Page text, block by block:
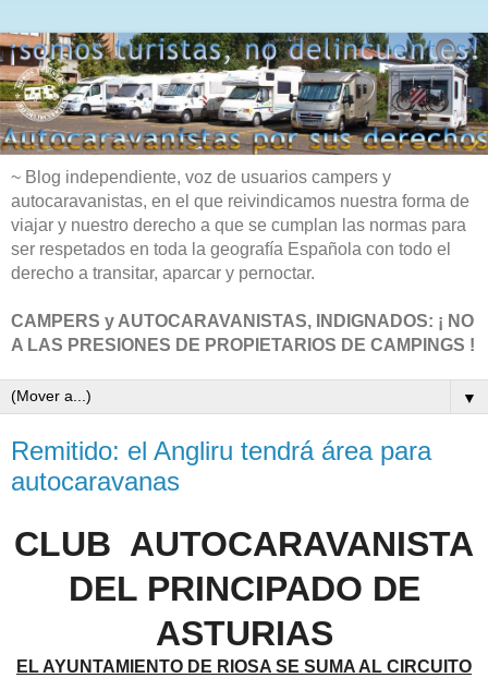
~ Blog independiente, voz de usuarios campers y
autocaravanistas, en el que reivindicamos nuestra forma de
viajar y nuestro derecho a que se cumplan las normas para
ser respetados en toda la geografía Española con todo el
derecho a transitar, aparcar y pernoctar.
CAMPERS y AUTOCARAVANISTAS, INDIGNADOS: ¡ NO
A LAS PRESIONES DE PROPIETARIOS DE CAMPINGS !
▼
Remitido: el Angliru tendrá área para
autocaravanas
CLUB AUTOCARAVANISTA
DEL PRINCIPADO DE
ASTURIAS
EL AYUNTAMIENTO DE RIOSA SE SUMA AL CIRCUITO